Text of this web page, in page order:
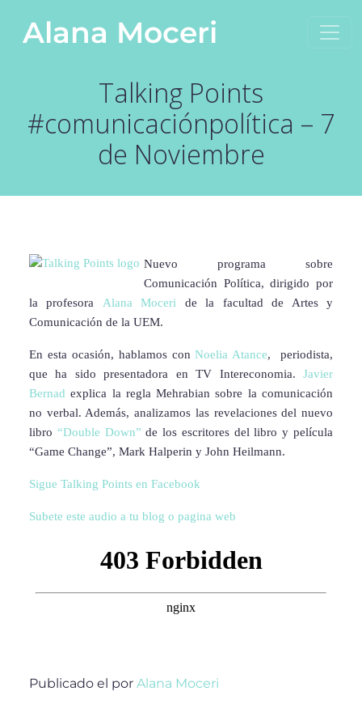
Navegación principal
Alana Moceri
Talking Points
#comunicaciónpolítica – 7
de Noviembre
Nuevo programa sobre
Comunicación Política, dirigido por
la profesora Alana Moceri de la facultad de Artes y
Comunicación de la UEM.
En esta ocasión, hablamos conNoelia Atance, periodista,
que ha sido presentadora en TV Intereconomia. Javier
Bernad explica la regla Mehrabian sobre la comunicación
no verbal. Además, analizamos las revelaciones del nuevo
libro “Double Down” de los escritores del libro y película
“Game Change”, Mark Halperin y John Heilmann.
Sigue Talking Points en Facebook
Subete este audio a tu blog o pagina web
Publicado el por Alana Moceri